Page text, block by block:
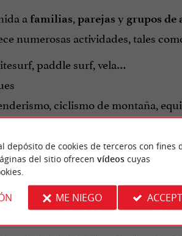
a familias, parejas y grupos de
numerosas actividades, tales
paddle surf, vela…
ciclismo de montaña,
minigolf…
depósito de cookies de terceros con fines
del sitio ofrecen vídeoscuyas
ME NIEGO